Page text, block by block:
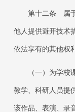
第十二条 属
他人提供避开技术
依法享有的其他权
（一）为学
教学、科研人员提
该作品、表演、录